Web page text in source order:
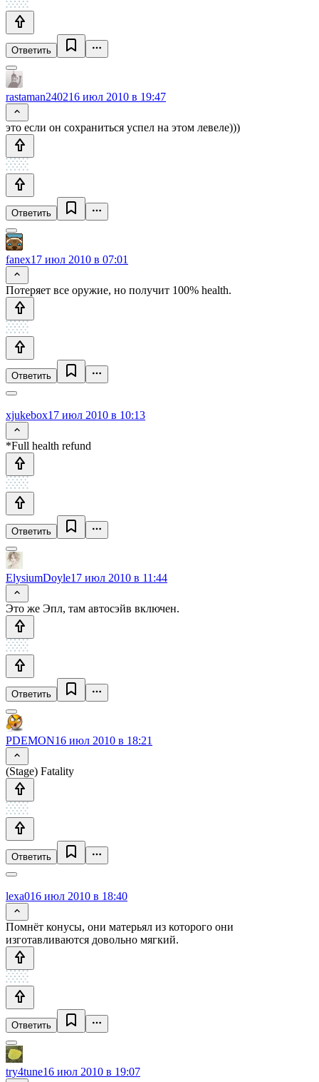
Ответить
rastaman240216 июл 2010 в 19:47
это если он сохраниться успел на этом левеле)))
Ответить
fanex17 июл 2010 в 07:01
Потеряет все оружие, но получит 100% health.
Ответить
xjukebox17 июл 2010 в 10:13
*Full health refund
Ответить
ElysiumDoyle17 июл 2010 в 11:44
Это же Эпл, там автосэйв включен.
Ответить
PDEMON16 июл 2010 в 18:21
(Stage) Fatality
Ответить
lexa016 июл 2010 в 18:40
Помнёт конусы, они матерьял из которого они
изготавливаются довольно мягкий.
Ответить
try4tune16 июл 2010 в 19:07